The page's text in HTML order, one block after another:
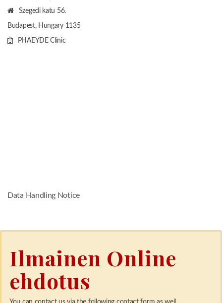
Szegedi katu 56.
Budapest, Hungary 1135
PHAEYDE Clinic
Data Handling Notice
Ilmainen Online
ehdotus